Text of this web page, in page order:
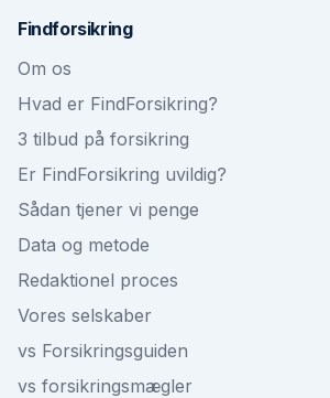
Findforsikring
Om os
Hvad er FindForsikring?
3 tilbud på forsikring
Er FindForsikring uvildig?
Sådan tjener vi penge
Data og metode
Redaktionel proces
Vores selskaber
vs Forsikringsguiden
vs forsikringsmægler